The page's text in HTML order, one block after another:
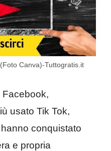
Canva)-Tuttogratis.it
Facebook,
usato Tik Tok,
conquistato
e propria